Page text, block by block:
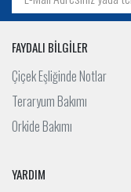
FAYDALI BİLGİLER
Çiçek Eşliğinde Notlar
Teraryum Bakımı
Orkide Bakımı
YARDIM